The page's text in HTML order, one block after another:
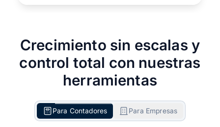
Crecimiento sin escalas y
control total con nuestras
herramientas
Para Contadores Para Empresas